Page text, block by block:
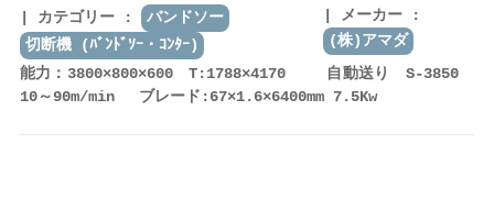
カテゴリー :
バンドソー
切断機 (ﾊﾞﾝﾄﾞｿｰ・ｺﾝﾀｰ)
メーカー :
(株)アマダ
能力：3800×800×600 T:1788×4170 自動送り S-3850
10～90m/min ブレード:67×1.6×6400mm 7.5Kw